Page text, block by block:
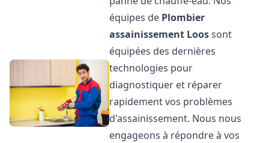
équipes de Plombier
assainissement Loossont
équipées des dernières
technologies pour
diagnostiquer et réparer
rapidement vos problèmes
d'assainissement. Nous nous
engageons à répondre à vos